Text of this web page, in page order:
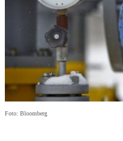
Foto: Bloomberg